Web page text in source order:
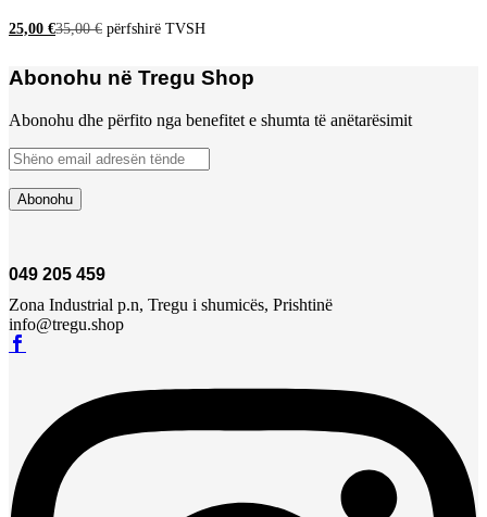
25,00 €35,00€ përfshirë TVSH
Abonohu në Tregu Shop
Abonohu dhe përfito nga benefitet e shumta të anëtarësimit
049 205 459
Zona Industrial p.n, Tregu i shumicës, Prishtinë
info@tregu.shop